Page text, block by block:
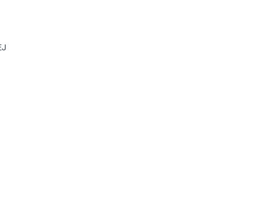
ZOBACZ ZDJĘCIA